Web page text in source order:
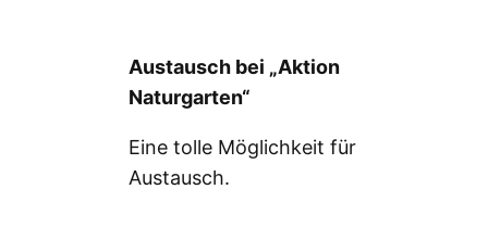
Austausch bei „Aktion
Naturgarten“
Eine tolle Möglichkeit für
Austausch.